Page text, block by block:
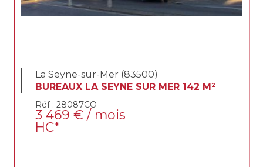
La Seyne-sur-Mer (83500)
BUREAUX LA SEYNE SUR MER 142 M²
Réf : 28087CO
3 469 € / mois
HC*